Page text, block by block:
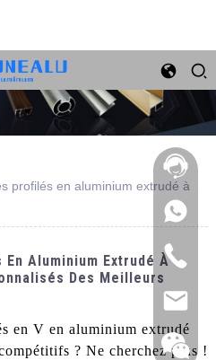
profilés en aluminium extrudé à
Aluminium Extrudé À
Des Meilleurs
en V en aluminium extrudé
? Ne cherchez plus !